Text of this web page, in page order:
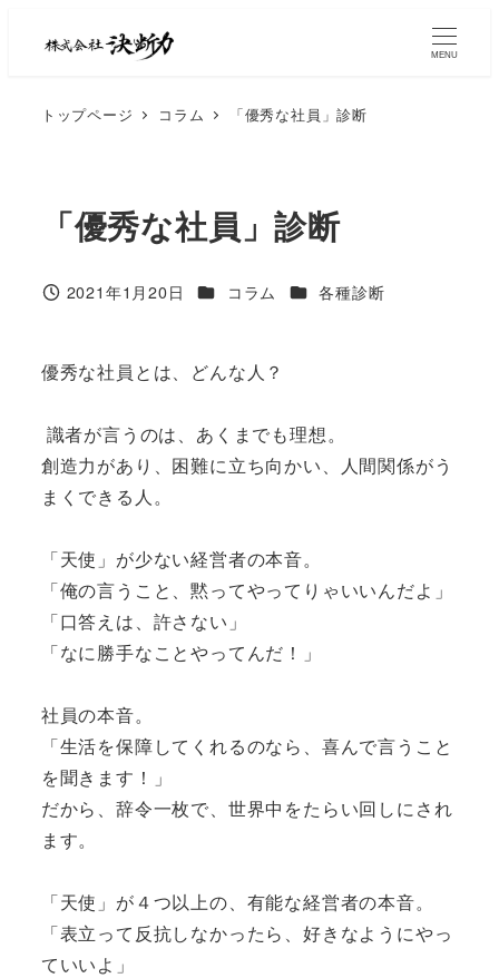
MENU
トップページ コラム 「優秀な社員」診断
「優秀な社員」診断
2021年1月20日 コラム 各種診断
優秀な社員とは、どんな人？
識者が言うのは、あくまでも理想。
創造力があり、困難に立ち向かい、人間関係がう
まくできる人。
「天使」が少ない経営者の本音。
「俺の言うこと、黙ってやってりゃいいんだよ」
「口答えは、許さない」
「なに勝手なことやってんだ！」
社員の本音。
「生活を保障してくれるのなら、喜んで言うこと
を聞きます！」
だから、辞令一枚で、世界中をたらい回しにされ
ます。
「天使」が４つ以上の、有能な経営者の本音。
「表立って反抗しなかったら、好きなようにやっ
ていいよ」